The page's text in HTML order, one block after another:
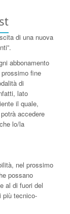
di una nuova
abbonamento
fine
di
lato
il quale,
accedere
lo/la
nel prossimo
possano
al di fuori del
più tecnico-